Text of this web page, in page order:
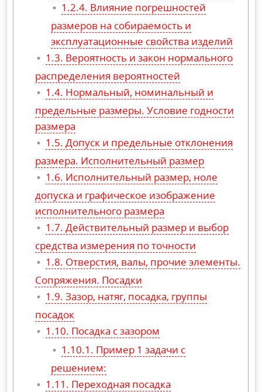
Влияние погрешностей
размеров на собираемость и
эксплуатационные свойства изделий
Вероятность и закон нормального
распределения вероятностей
Нормальный, номинальный и
предельные размеры. Условие годности
размера
Допуск и предельные отклонения
размера. Исполнительный размер
Исполнительный размер, ноле
допуска и графическое изображение
исполнительного размера
Действительный размер и выбор
средства измерения по точности
Отверстия, валы, прочие элементы.
Сопряжения. Посадки
Зазор, натяг, посадка, группы
посадок
Посадка с зазором
Пример 1 задачи с
решением:
Переходная посадка